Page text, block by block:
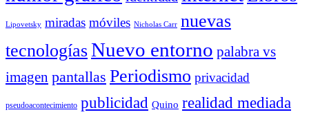
Lipovetsky miradas móviles Nicholas Carr nuevas
tecnologíasNuevo entorno palabra vs
imagen pantallas Periodismo privacidad
pseudoacontecimiento publicidad Quino realidad mediada